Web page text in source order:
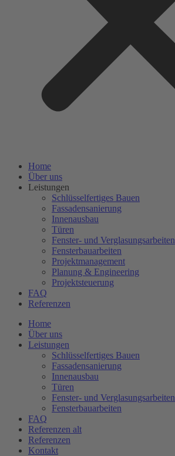
Home
Über uns
Leistungen
Schlüsselfertiges Bauen
Fassadensanierung
Innenausbau
Türen
Fenster- und Verglasungsarbeiten
Fensterbauarbeiten
Projektmanagement
Planung & Engineering
Projektsteuerung
FAQ
Referenzen
Home
Über uns
Leistungen
Schlüsselfertiges Bauen
Fassadensanierung
Innenausbau
Türen
Fenster- und Verglasungsarbeiten
Fensterbauarbeiten
FAQ
Referenzen alt
Referenzen
Kontakt